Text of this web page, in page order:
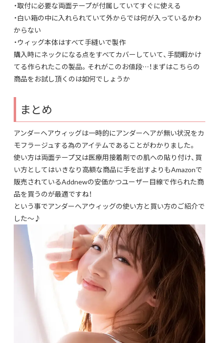
・取付に必要な両面テープが付属していてすぐに使える
・白い箱の中に入れられていて外からでは何が入っているかわ
からない
・ウィッグ本体はすべて手縫いで製作
購入時にネックになる点をすべてカバーしていて、手間暇かけ
てる作られたこの製品。それがこのお値段…！まずはこちらの
商品をお試し頂くのは如何でしょうか
まとめ
アンダーヘアウィッグは一時的にアンダーヘアが無い状況をカ
モフラージュする為のアイテムであることがわかりました。
使い方は両面テープ又は医療用接着剤での肌への貼り付け、買
い方としてはいきなり高額な商品に手を出すよりもAmazonで
販売されているAddnewの安価かつユーザー目線で作られた商
品を買うのが最適ですね！
という事でアンダーヘアウィッグの使い方と買い方のご紹介で
した～♪